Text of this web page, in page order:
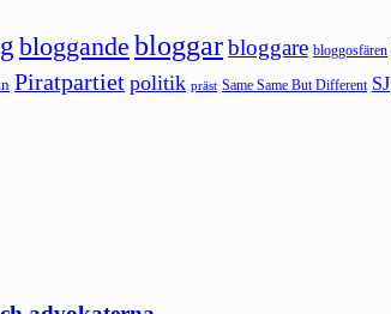
bloggande bloggarbloggare bloggosfären
Piratpartiet politik präst Same Same But Different SJ